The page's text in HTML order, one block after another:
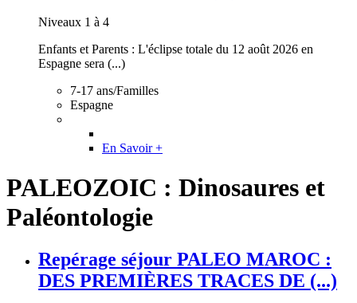
Niveaux 1 à 4
Enfants et Parents : L'éclipse totale du 12 août 2026 en
Espagne sera (...)
7-17 ans/Familles
Espagne
En Savoir +
PALEOZOIC : Dinosaures et
Paléontologie
Repérage séjour PALEO MAROC :
DES PREMIÈRES TRACES DE (...)